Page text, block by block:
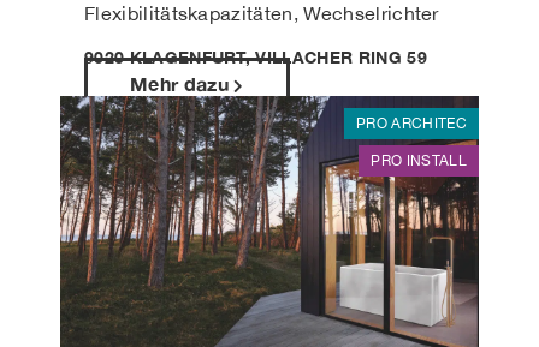
Flexibilitätskapazitäten, Wechselrichter
9020 KLAGENFURT, VILLACHER RING 59
Mehr dazu
PRO ARCHITEC
PRO INSTALL